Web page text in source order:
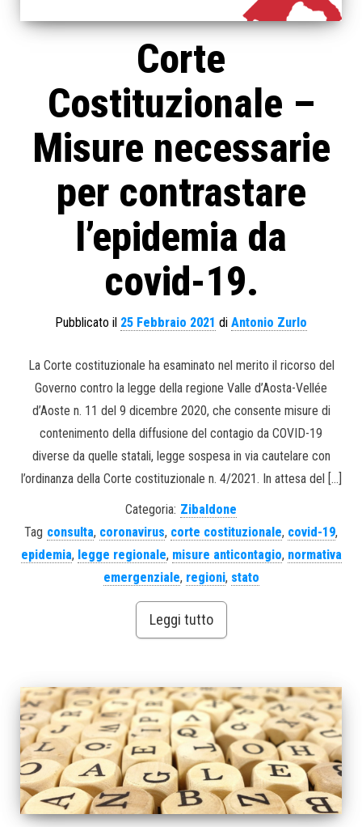
Corte
Costituzionale –
Misure necessarie
per contrastare
l’epidemia da
covid-19.
Pubblicato il 25 Febbraio 2021 di Antonio Zurlo
La Corte costituzionale ha esaminato nel merito il ricorso del
Governo contro la legge della regione Valle d’Aosta-Vellée
d’Aoste n. 11 del 9 dicembre 2020, che consente misure di
contenimento della diffusione del contagio da COVID-19
diverse da quelle statali, legge sospesa in via cautelare con
l’ordinanza della Corte costituzionale n. 4/2021. In attesa del […]
Categoria: Zibaldone
Tag consulta, coronavirus, corte costituzionale, covid-19,
epidemia, legge regionale, misure anticontagio, normativa
emergenziale, regioni, stato
Leggi tutto